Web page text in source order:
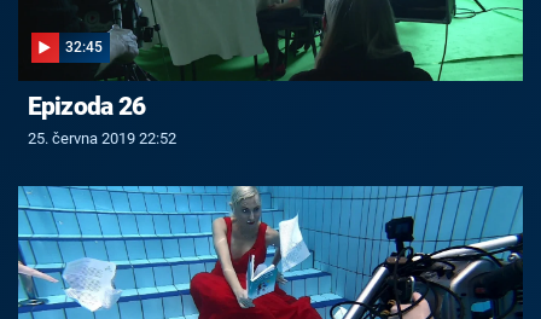
32:45
Epizoda 26
25. června 2019 22:52